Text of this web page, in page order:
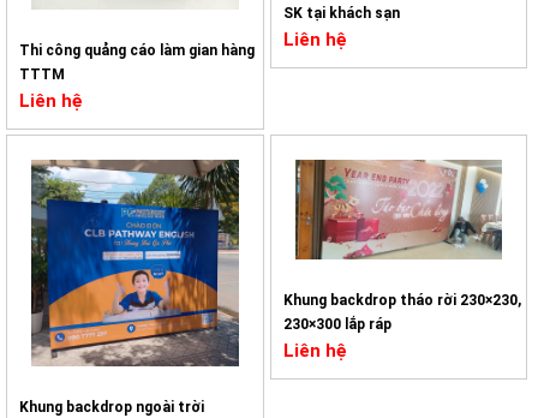
Thi công quảng cáo làm gian hàng
TTTM
Liên hệ
SK tại khách sạn
Liên hệ
Khung backdrop ngoài trời
Khung backdrop tháo rời 230×230,
230×300 lắp ráp
Liên hệ